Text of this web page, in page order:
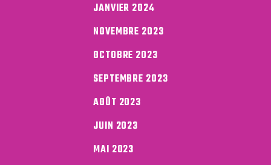
JANVIER 2024
NOVEMBRE 2023
OCTOBRE 2023
SEPTEMBRE 2023
AOÛT 2023
JUIN 2023
MAI 2023